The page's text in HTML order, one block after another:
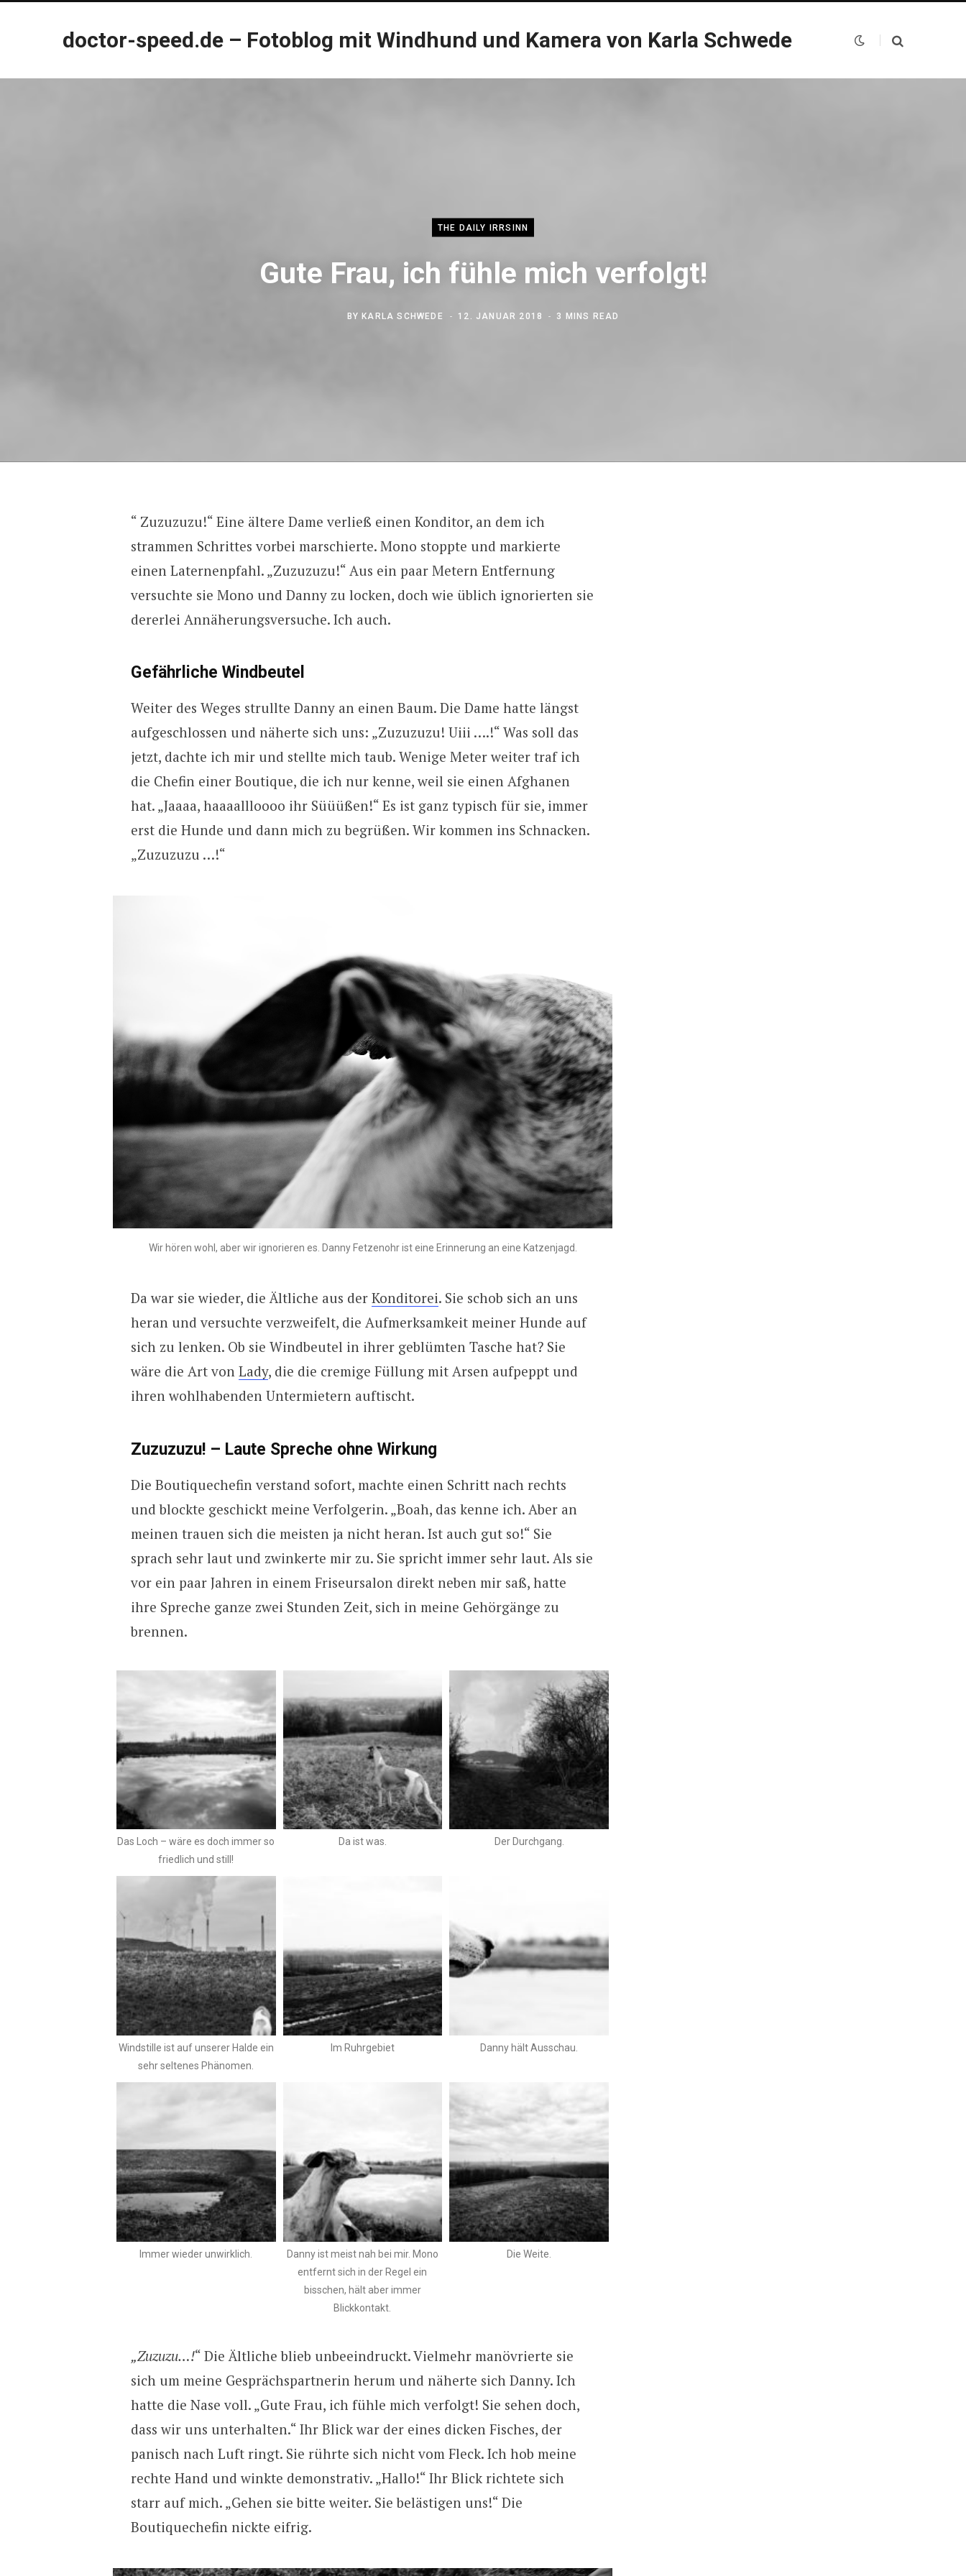
doctor-speed.de – Fotoblog mit Windhund und Kamera von Karla Schwede
THE DAILY IRRSINN
Gute Frau, ich fühle mich verfolgt!
BYKARLA SCHWEDE 12. JANUAR 2018 3 MINS READ
“ Zuzuzuzu!“ Eine ältere Dame verließ einen Konditor, an dem ich
strammen Schrittes vorbei marschierte. Mono stoppte und markierte
einen Laternenpfahl. „Zuzuzuzu!“ Aus ein paar Metern Entfernung
versuchte sie Mono und Danny zu locken, doch wie üblich ignorierten sie
dererlei Annäherungsversuche. Ich auch.
Gefährliche Windbeutel
Weiter des Weges strullte Danny an einen Baum. Die Dame hatte längst
aufgeschlossen und näherte sich uns: „Zuzuzuzu! Uiii ….!“ Was soll das
jetzt, dachte ich mir und stellte mich taub. Wenige Meter weiter traf ich
die Chefin einer Boutique, die ich nur kenne, weil sie einen Afghanen
hat. „Jaaaa, haaaallloooo ihr Süüüßen!“ Es ist ganz typisch für sie, immer
erst die Hunde und dann mich zu begrüßen. Wir kommen ins Schnacken.
„Zuzuzuzu …!“
Wir hören wohl, aber wir ignorieren es. Danny Fetzenohr ist eine Erinnerung an eine Katzenjagd.
Da war sie wieder, die Ältliche aus der Konditorei. Sie schob sich an uns
heran und versuchte verzweifelt, die Aufmerksamkeit meiner Hunde auf
sich zu lenken. Ob sie Windbeutel in ihrer geblümten Tasche hat? Sie
wäre die Art von Lady, die die cremige Füllung mit Arsen aufpeppt und
ihren wohlhabenden Untermietern auftischt.
Zuzuzuzu! – Laute Spreche ohne Wirkung
Die Boutiquechefin verstand sofort, machte einen Schritt nach rechts
und blockte geschickt meine Verfolgerin. „Boah, das kenne ich. Aber an
meinen trauen sich die meisten ja nicht heran. Ist auch gut so!“ Sie
sprach sehr laut und zwinkerte mir zu. Sie spricht immer sehr laut. Als sie
vor ein paar Jahren in einem Friseursalon direkt neben mir saß, hatte
ihre Spreche ganze zwei Stunden Zeit, sich in meine Gehörgänge zu
brennen.
Das Loch – wäre es doch immer so
friedlich und still!
Da ist was. Der Durchgang.
Windstille ist auf unserer Halde ein
sehr seltenes Phänomen.
Im Ruhrgebiet Danny hält Ausschau.
Immer wieder unwirklich.
Danny ist meist nah bei mir. Mono
entfernt sich in der Regel ein
bisschen, hält aber immer
Blickkontakt.
Die Weite.
„Zuzuzu…!“ Die Ältliche blieb unbeeindruckt. Vielmehr manövrierte sie
sich um meine Gesprächspartnerin herum und näherte sich Danny. Ich
hatte die Nase voll. „Gute Frau, ich fühle mich verfolgt! Sie sehen doch,
dass wir uns unterhalten.“ Ihr Blick war der eines dicken Fisches, der
panisch nach Luft ringt. Sie rührte sich nicht vom Fleck. Ich hob meine
rechte Hand und winkte demonstrativ. „Hallo!“ Ihr Blick richtete sich
starr auf mich. „Gehen sie bitte weiter. Sie belästigen uns!“ Die
Boutiquechefin nickte eifrig.